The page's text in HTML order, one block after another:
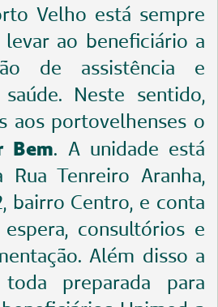
Velho está sempre
ao beneficiário a
de assistência e
Neste sentido,
aos portovelhenses o
Bem. A unidade está
Rua Tenreiro Aranha,
bairro Centro, e conta
consultórios e
Além disso a
preparada para